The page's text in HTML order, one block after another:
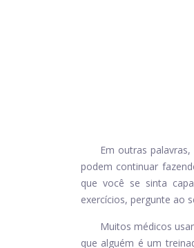
Em outras
podem continuar
que você se sinta
exercícios, pergunte ao
Muitos médicos
que alguém é um